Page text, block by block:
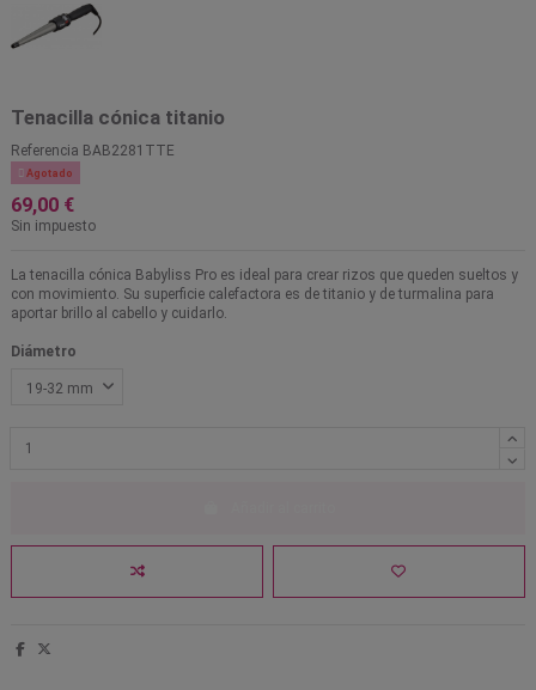
Tenacilla cónica titanio
Referencia BAB2281TTE
 Agotado
69,00 €
Sin impuesto
La tenacilla cónica Babyliss Pro es ideal para crear rizos que queden sueltos y
con movimiento. Su superficie calefactora es de titanio y de turmalina para
aportar brillo al cabello y cuidarlo.
Diámetro